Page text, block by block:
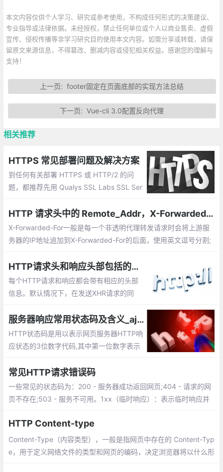
本文内容仅供个人学习、研究或参考使用，不构成任何形式的决策建议、
专业指导或法律依据。未经授权，禁止任何单位或个人以商业售卖、虚假
宣传、侵权传播等非学习研究目的使用本文内容。如需分享或转载，请保
留原文来源信息，不得篡改、删减内容或侵犯相关权益。感谢您的理解与
支持！
上一页:footer固定在页面底部的实现方法总结
下一页:Vue-cli 3.0配置反向代理
相关推荐
HTTPS 常见部署问题及解决方案
到任何有关部署 HTTPS 或 HTTP/2 的问
题，都推荐先用 Qualys SSL Labs SSL Ser
出来。
HTTP 请求头中的 Remote_Addr，X-Forwarded-For，X-Real-IP
X-Forwarded-For一般是每一个非透明代理转发请求时会将上游服
务器的IP地址追加到X-Forwarded-For的后面，使用英文逗号分割;
rded-For是多个IP地址，而X-Real-IP是一个
HTTP请求头和响应头部包括的信息有哪些【HTTP请求头各字段解释】
每个HTTP请求和响应都会带有相应的头部
信息。默认情况下，在发送XHR请求的同
ept-Charset、Accept-Encoding、Connec
tion、Host
服务器响应常用状态码及含义_ajax请求中http返回的状态码大全
HTTP状态码是用以表示网页服务器HTTP响
应状态的3位数字代码,其中第一位数字表示
代表：临时响应、成功、重定向、请求错
误、服务器错误。
常见HTTP请求错误码
一些常见的状态码为：200 - 服务器成功返回网页;404 - 请求的网
页不存在;503 - 服务不可用。1xx（临时响应）：表示临时响应并
理了请求的状态代码。
HTTP Content-type
Content-Type（内容类型），一般是指网页中存在的 Content-Typ
e，用于定义网络文件的类型和网页的编码，决定浏览器将以什么形